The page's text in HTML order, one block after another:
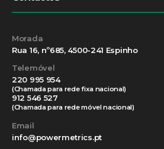
Morada
Rua 16, nº685, 4500-241 Espinho
Telemóvel
220 995 954
(Chamada para rede fixa nacional)
912 546 527
(Chamada para rede móvel nacional)
Email
info@powermetrics.pt